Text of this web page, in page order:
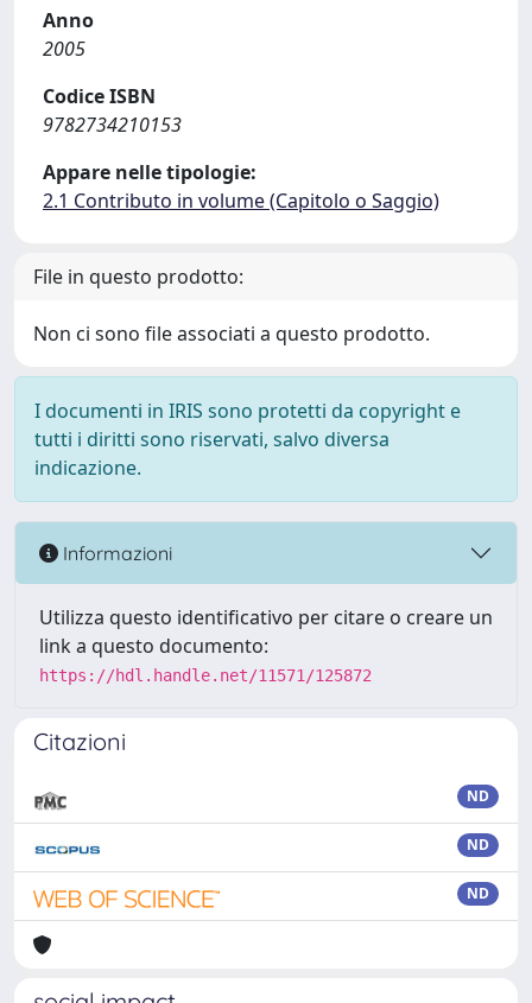
Anno
2005
Codice ISBN
9782734210153
Appare nelle tipologie:
2.1 Contributo in volume (Capitolo o Saggio)
File in questo prodotto:
Non ci sono file associati a questo prodotto.
I documenti in IRIS sono protetti da copyright e
tutti i diritti sono riservati, salvo diversa
indicazione.
Informazioni
Utilizza questo identificativo per citare o creare un
link a questo documento:
https://hdl.handle.net/11571/125872
Citazioni
ND
ND
ND